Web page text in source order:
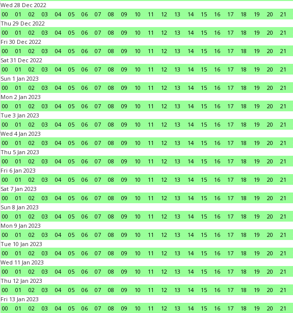
Wed 28 Dec 2022
00
01 02 03 04 05 06 07 08 09 10 11 12 13 14 15 16 17 18 19 20 21
Thu 29 Dec 2022
00
01 02 03 04 05 06 07 08 09 10 11 12 13 14 15 16 17 18 19 20 21
Fri 30 Dec 2022
00
01 02 03 04 05 06 07 08 09 10 11 12 13 14 15 16 17 18 19 20 21
Sat 31 Dec 2022
00
01 02 03 04 05 06 07 08 09 10 11 12 13 14 15 16 17 18 19 20 21
Sun 1 Jan 2023
00
01 02 03 04 05 06 07 08 09 10 11 12 13 14 15 16 17 18 19 20 21
Mon 2 Jan 2023
00
01 02 03 04 05 06 07 08 09 10 11 12 13 14 15 16 17 18 19 20 21
Tue 3 Jan 2023
00
01 02 03 04 05 06 07 08 09 10 11 12 13 14 15 16 17 18 19 20 21
Wed 4 Jan 2023
00
01 02 03 04 05 06 07 08 09 10 11 12 13 14 15 16 17 18 19 20 21
Thu 5 Jan 2023
00
01 02 03 04 05 06 07 08 09 10 11 12 13 14 15 16 17 18 19 20 21
Fri 6 Jan 2023
00
01 02 03 04 05 06 07 08 09 10 11 12 13 14 15 16 17 18 19 20 21
Sat 7 Jan 2023
00
01 02 03 04 05 06 07 08 09 10 11 12 13 14 15 16 17 18 19 20 21
Sun 8 Jan 2023
00
01 02 03 04 05 06 07 08 09 10 11 12 13 14 15 16 17 18 19 20 21
Mon 9 Jan 2023
00
01 02 03 04 05 06 07 08 09 10 11 12 13 14 15 16 17 18 19 20 21
Tue 10 Jan 2023
00
01 02 03 04 05 06 07 08 09 10 11 12 13 14 15 16 17 18 19 20 21
Wed 11 Jan 2023
00
01 02 03 04 05 06 07 08 09 10 11 12 13 14 15 16 17 18 19 20 21
Thu 12 Jan 2023
00
01 02 03 04 05 06 07 08 09 10 11 12 13 14 15 16 17 18 19 20 21
Fri 13 Jan 2023
00
01 02 03 04 05 06 07 08 09 10 11 12 13 14 15 16 17 18 19 20 21